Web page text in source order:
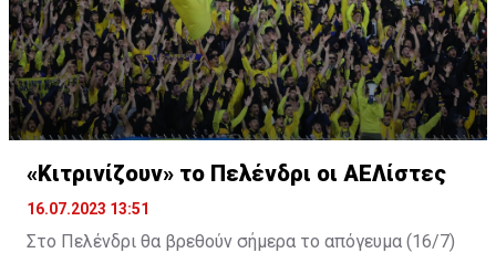
«Κιτρινίζουν» το Πελένδρι οι ΑΕΛίστες
16.07.2023 13:51
Στο Πελένδρι θα βρεθούν σήμερα το απόγευμα (16/7)